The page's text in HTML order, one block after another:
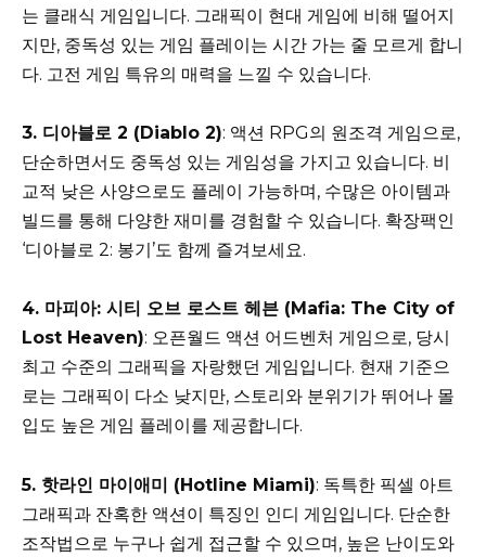
는 클래식 게임입니다. 그래픽이 현대 게임에 비해 떨어지
지만, 중독성 있는 게임 플레이는 시간 가는 줄 모르게 합니
다. 고전 게임 특유의 매력을 느낄 수 있습니다.
3. 디아블로 2 (Diablo 2): 액션 RPG의 원조격 게임으로,
단순하면서도 중독성 있는 게임성을 가지고 있습니다. 비
교적 낮은 사양으로도 플레이 가능하며, 수많은 아이템과
빌드를 통해 다양한 재미를 경험할 수 있습니다. 확장팩인
‘디아블로 2: 봉기’도 함께 즐겨보세요.
4. 마피아: 시티 오브 로스트 헤븐 (Mafia: The City of
Lost Heaven): 오픈월드 액션 어드벤처 게임으로, 당시
최고 수준의 그래픽을 자랑했던 게임입니다. 현재 기준으
로는 그래픽이 다소 낮지만, 스토리와 분위기가 뛰어나 몰
입도 높은 게임 플레이를 제공합니다.
5. 핫라인 마이애미 (Hotline Miami): 독특한 픽셀 아트
그래픽과 잔혹한 액션이 특징인 인디 게임입니다. 단순한
조작법으로 누구나 쉽게 접근할 수 있으며, 높은 난이도와